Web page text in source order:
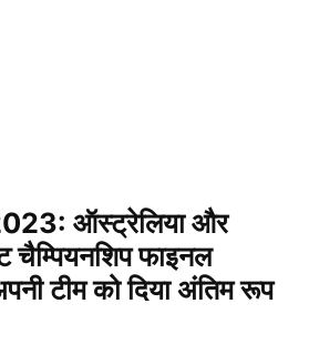
ऑस्ट्रेलिया और
चैम्पियनशिप फाइनल
टीम को दिया अंतिम रूप